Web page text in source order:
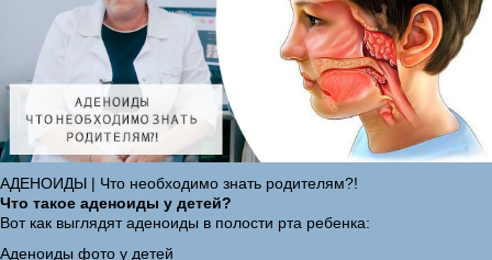
АДЕНОИДЫ | Что необходимо знать родителям?!
Что такое аденоиды у детей?
Вот как выглядят аденоиды в полости рта ребенка:
Аденоиды фото у детей